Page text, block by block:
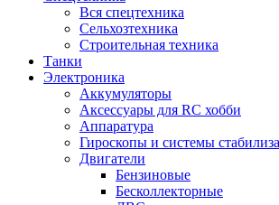
Вся спецтехника
Сельхозтехника
Строительная техника
Танки
Электроника
Аккумуляторы
Аксессуары для RC хобби
Аппаратура
Гироскопы и системы
Двигатели
Бензиновые
Бесколлекторные